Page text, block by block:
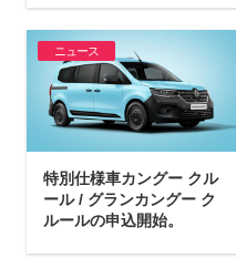
ニュース
特別仕様車カングー クル
ール / グランカングー ク
ルールの申込開始。